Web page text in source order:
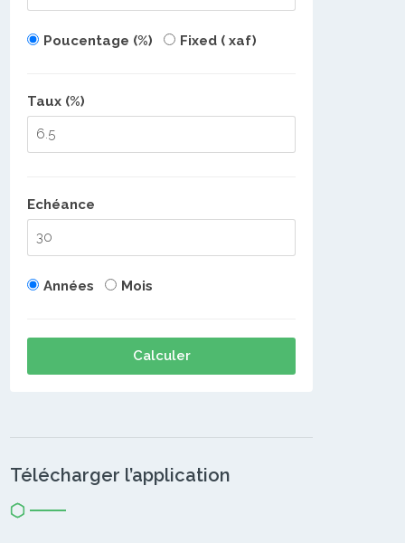
Poucentage (%) Fixed ( xaf)
Taux (%)
Echéance
Années Mois
Calculer
Télécharger l’application